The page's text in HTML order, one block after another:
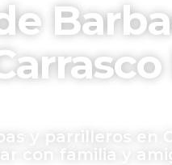
y parrilleros en
con familia y